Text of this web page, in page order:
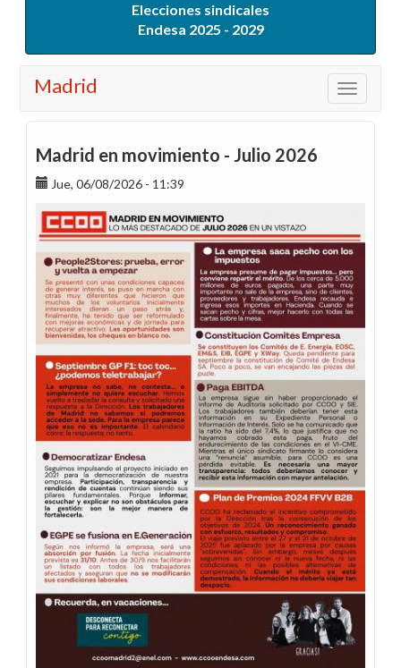
Elecciones sindicales
Endesa 2025 - 2029
Madrid
Madrid en movimiento - Julio 2026
Jue, 06/08/2026 - 11:39